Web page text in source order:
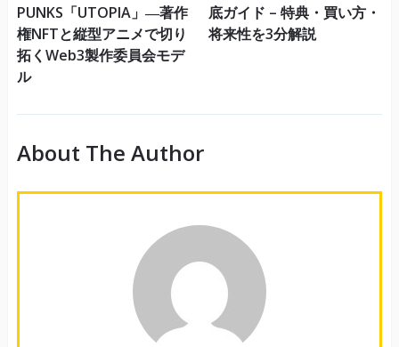
PUNKS「UTOPIA」―著作
権NFTと縦型アニメで切り
拓くWeb3製作委員会モデ
ル
底ガイド – 特典・買い方・
将来性を3分解説
About The Author